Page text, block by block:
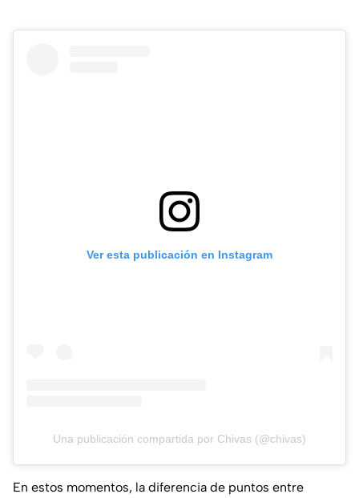
Ver esta publicación en Instagram
Una publicación compartida por Chivas (@chivas)
En estos momentos, la diferencia de puntos entre